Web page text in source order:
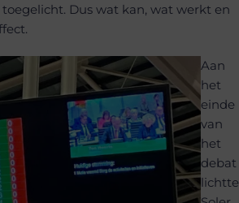
Dus wat kan, wat werkt en
Aan
het
einde
van
het
debat
lichtte